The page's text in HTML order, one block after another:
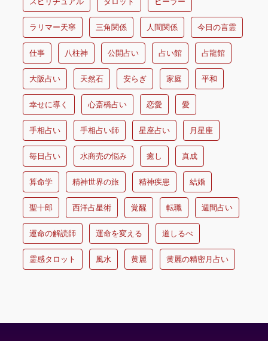
ラリマー天寧 三角関係 人間関係 今日の言霊
仕事 八柱神 公開占い 占い館 占龍館
大阪占い 天然石 安らぎ 家庭 平和
幸せに導く 心斎橋占い 恋愛 愛
手相占い 手相占い師 星座占い 月星座
毎日占い 水商売の悩み 癒し 真成
算命学 精神世界の旅 精神疾患 結婚
聖十郎 西洋占星術 覚醒 転職 週間占い
運命の解読師 運命を変える 道しるべ
霊感タロット 風水 黄麗 黄麗の精密月占い